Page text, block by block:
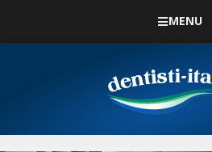
MENU